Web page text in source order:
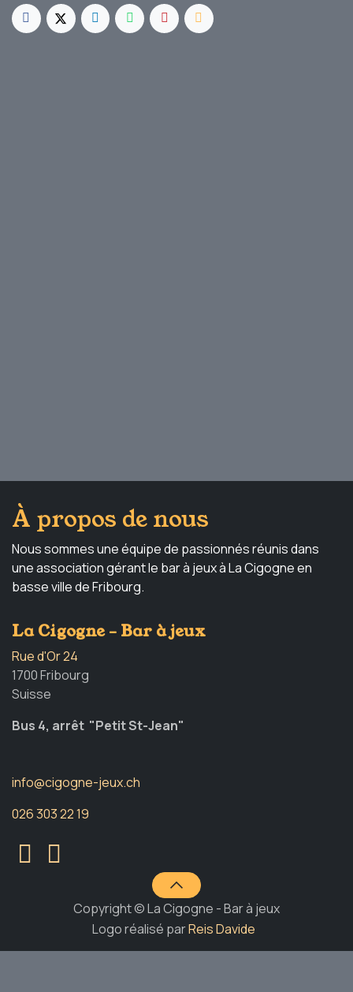
À propos de nous
Nous sommes une équipe de passionnés réunis dans
une association gérant le bar à jeux à La Cigogne en
basse ville de Fribourg.
La Cigogne - Bar à jeux
Rue d'Or 24
1700 Fribourg
Suisse
Bus 4, arrêt "Petit St-Jean"
info@cigogne-jeux.ch
026 303 22 19
Copyright © La Cigogne - Bar à jeux
Logo réalisé parReis Davide